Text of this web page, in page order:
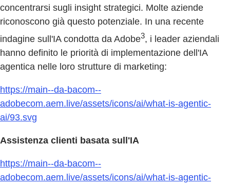
concentrarsi sugli insight strategici. Molte aziende
riconoscono già questo potenziale. In una recente
indagine sull'IA condotta da Adobe3, i leader aziendali
hanno definito le priorità di implementazione dell'IA
agentica nelle loro strutture di marketing:
https://main--da-bacom--
adobecom.aem.live/assets/icons/ai/what-is-agentic-
ai/93.svg
Assistenza clienti basata sull'IA
https://main--da-bacom--
adobecom.aem.live/assets/icons/ai/what-is-agentic-